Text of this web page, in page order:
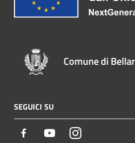
Comune di
SEGUICI SU
Facebook YoutubeInstagram